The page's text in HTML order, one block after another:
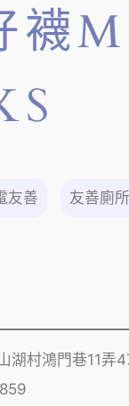
襪
友善 友善廁所
湖村鴻門巷11弄